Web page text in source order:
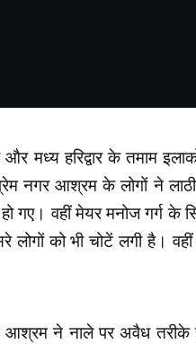
मध्य हरिद्वार के तमाम
नगर आश्रम के लोगों ने
गए। वहीं मेयर मनोज गर्ग
लोगों को भी चोटें लगी है।
ने नाले पर अवैध तरीके